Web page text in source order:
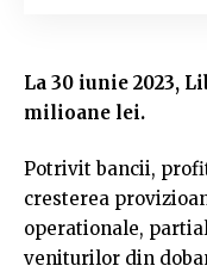
La 30 iunie 2023,
milioane lei.
Potrivit bancii,
cresterea
operationale,
veniturilor din